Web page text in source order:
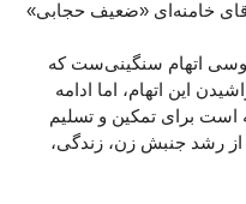
خامنه‌ای «ضعیف حجابی»
اتهام سنگینی‌ست که
این اتهام، اما ادامه
برای تمکین و تسلیم
رشد جنبش زن، زندگی،